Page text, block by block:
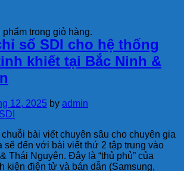
trong giỏ hàng.
số SDI cho hệ thống
khiết tại Bắc Ninh &
12, 2025 by admin
bài viết chuyên sâu cho chuyên gia
sẽ đến với bài viết thứ 2 tập trung vào
Thái Nguyên. Đây là “thủ phủ” của
kiện điện tử và bán dẫn (Samsung,